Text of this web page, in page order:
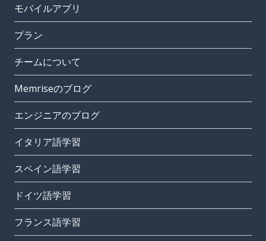
モバイルアプリ
プラン
チームについて
Memriseのブログ
エンジニアのブログ
イタリア語学習
スペイン語学習
ドイツ語学習
フランス語学習